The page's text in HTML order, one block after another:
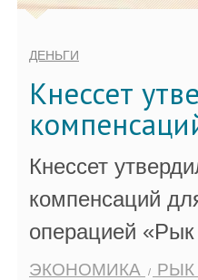
ДЕНЬГИ
Кнессет
Кнессет
компенсаций
операцией
ЭКОНОМИКА РЫК